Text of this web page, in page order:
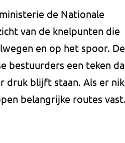
de Nationale
van de knelpunten die
en op het spoor. De
bestuurders een teken
druk blijft staan. Als er
belangrijke routes vast.